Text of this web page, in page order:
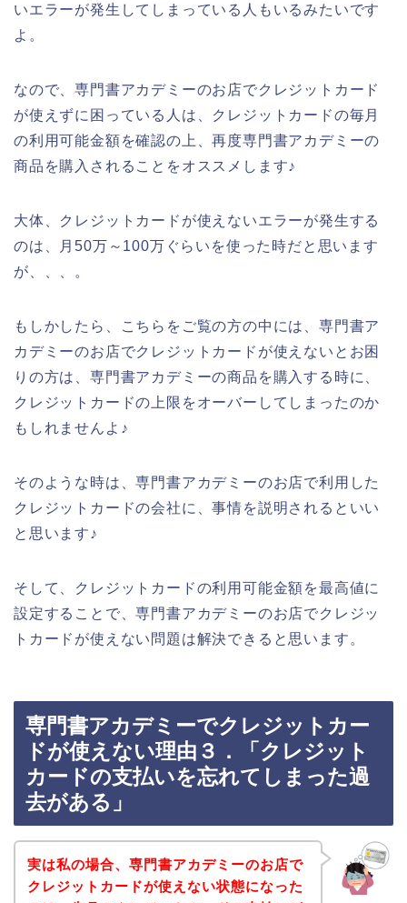
いエラーが発生してしまっている人もいるみたいです
よ。
なので、専門書アカデミーのお店でクレジットカード
が使えずに困っている人は、クレジットカードの毎月
の利用可能金額を確認の上、再度専門書アカデミーの
商品を購入されることをオススメします♪
大体、クレジットカードが使えないエラーが発生する
のは、月50万～100万ぐらいを使った時だと思います
が、、、。
もしかしたら、こちらをご覧の方の中には、専門書ア
カデミーのお店でクレジットカードが使えないとお困
りの方は、専門書アカデミーの商品を購入する時に、
クレジットカードの上限をオーバーしてしまったのか
もしれませんよ♪
そのような時は、専門書アカデミーのお店で利用した
クレジットカードの会社に、事情を説明されるといい
と思います♪
そして、クレジットカードの利用可能金額を最高値に
設定することで、専門書アカデミーのお店でクレジッ
トカードが使えない問題は解決できると思います。
専門書アカデミーでクレジットカー
ドが使えない理由３．「クレジット
カードの支払いを忘れてしまった過
去がある」
実は私の場合、専門書アカデミーのお店で
クレジットカードが使えない状態になった